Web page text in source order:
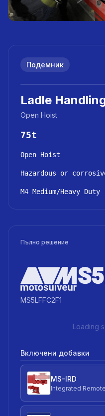
Подемник
Ladle
Open Hoist
75t
Open Hoist
Hazardous or
M4 Medium/Heavy Duty
Пълно решение
MS5LFFC2F1
Loading
Включени добавки
MS-IRD
Integrated